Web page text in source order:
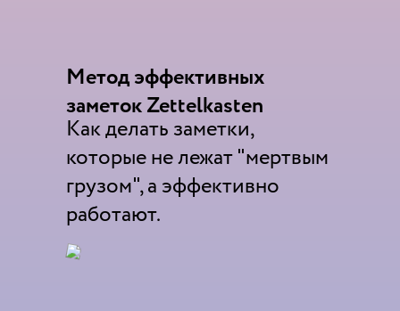
Метод эффективных
заметок Zettelkasten
Как делать заметки,
которые не лежат "мертвым
грузом", а эффективно
работают.